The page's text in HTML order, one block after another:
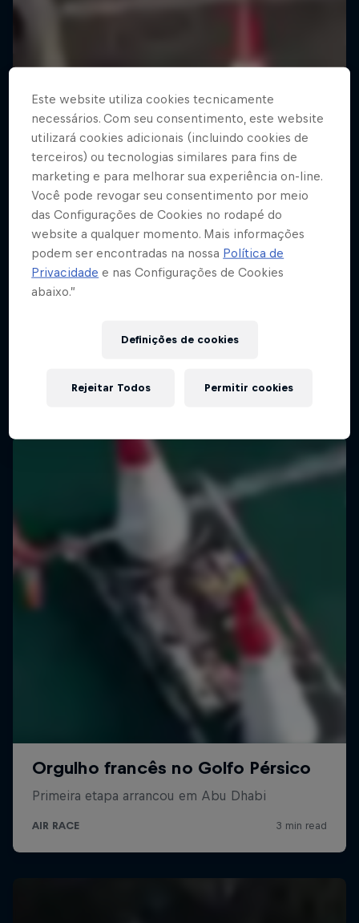
Este website utiliza cookies tecnicamente
necessários. Com seu consentimento, este website
utilizará cookies adicionais (incluindo cookies de
terceiros) ou tecnologias similares para fins de
marketing e para melhorar sua experiência on-line.
Você pode revogar seu consentimento por meio
das Configurações de Cookies no rodapé do
website a qualquer momento. Mais informações
podem ser encontradas na nossa Política de
Privacidade e nas Configurações de Cookies
abaixo.”
Definições de cookies
Rejeitar Todos Permitir cookies